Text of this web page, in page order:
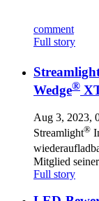
comment
Full story
Wedge®
Aug 3, 2023,
Streamlight®
Mitglied
Full story